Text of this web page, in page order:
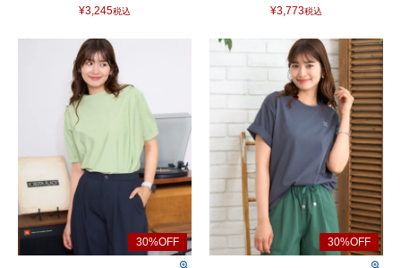
¥3,245税込 ¥3,773税込